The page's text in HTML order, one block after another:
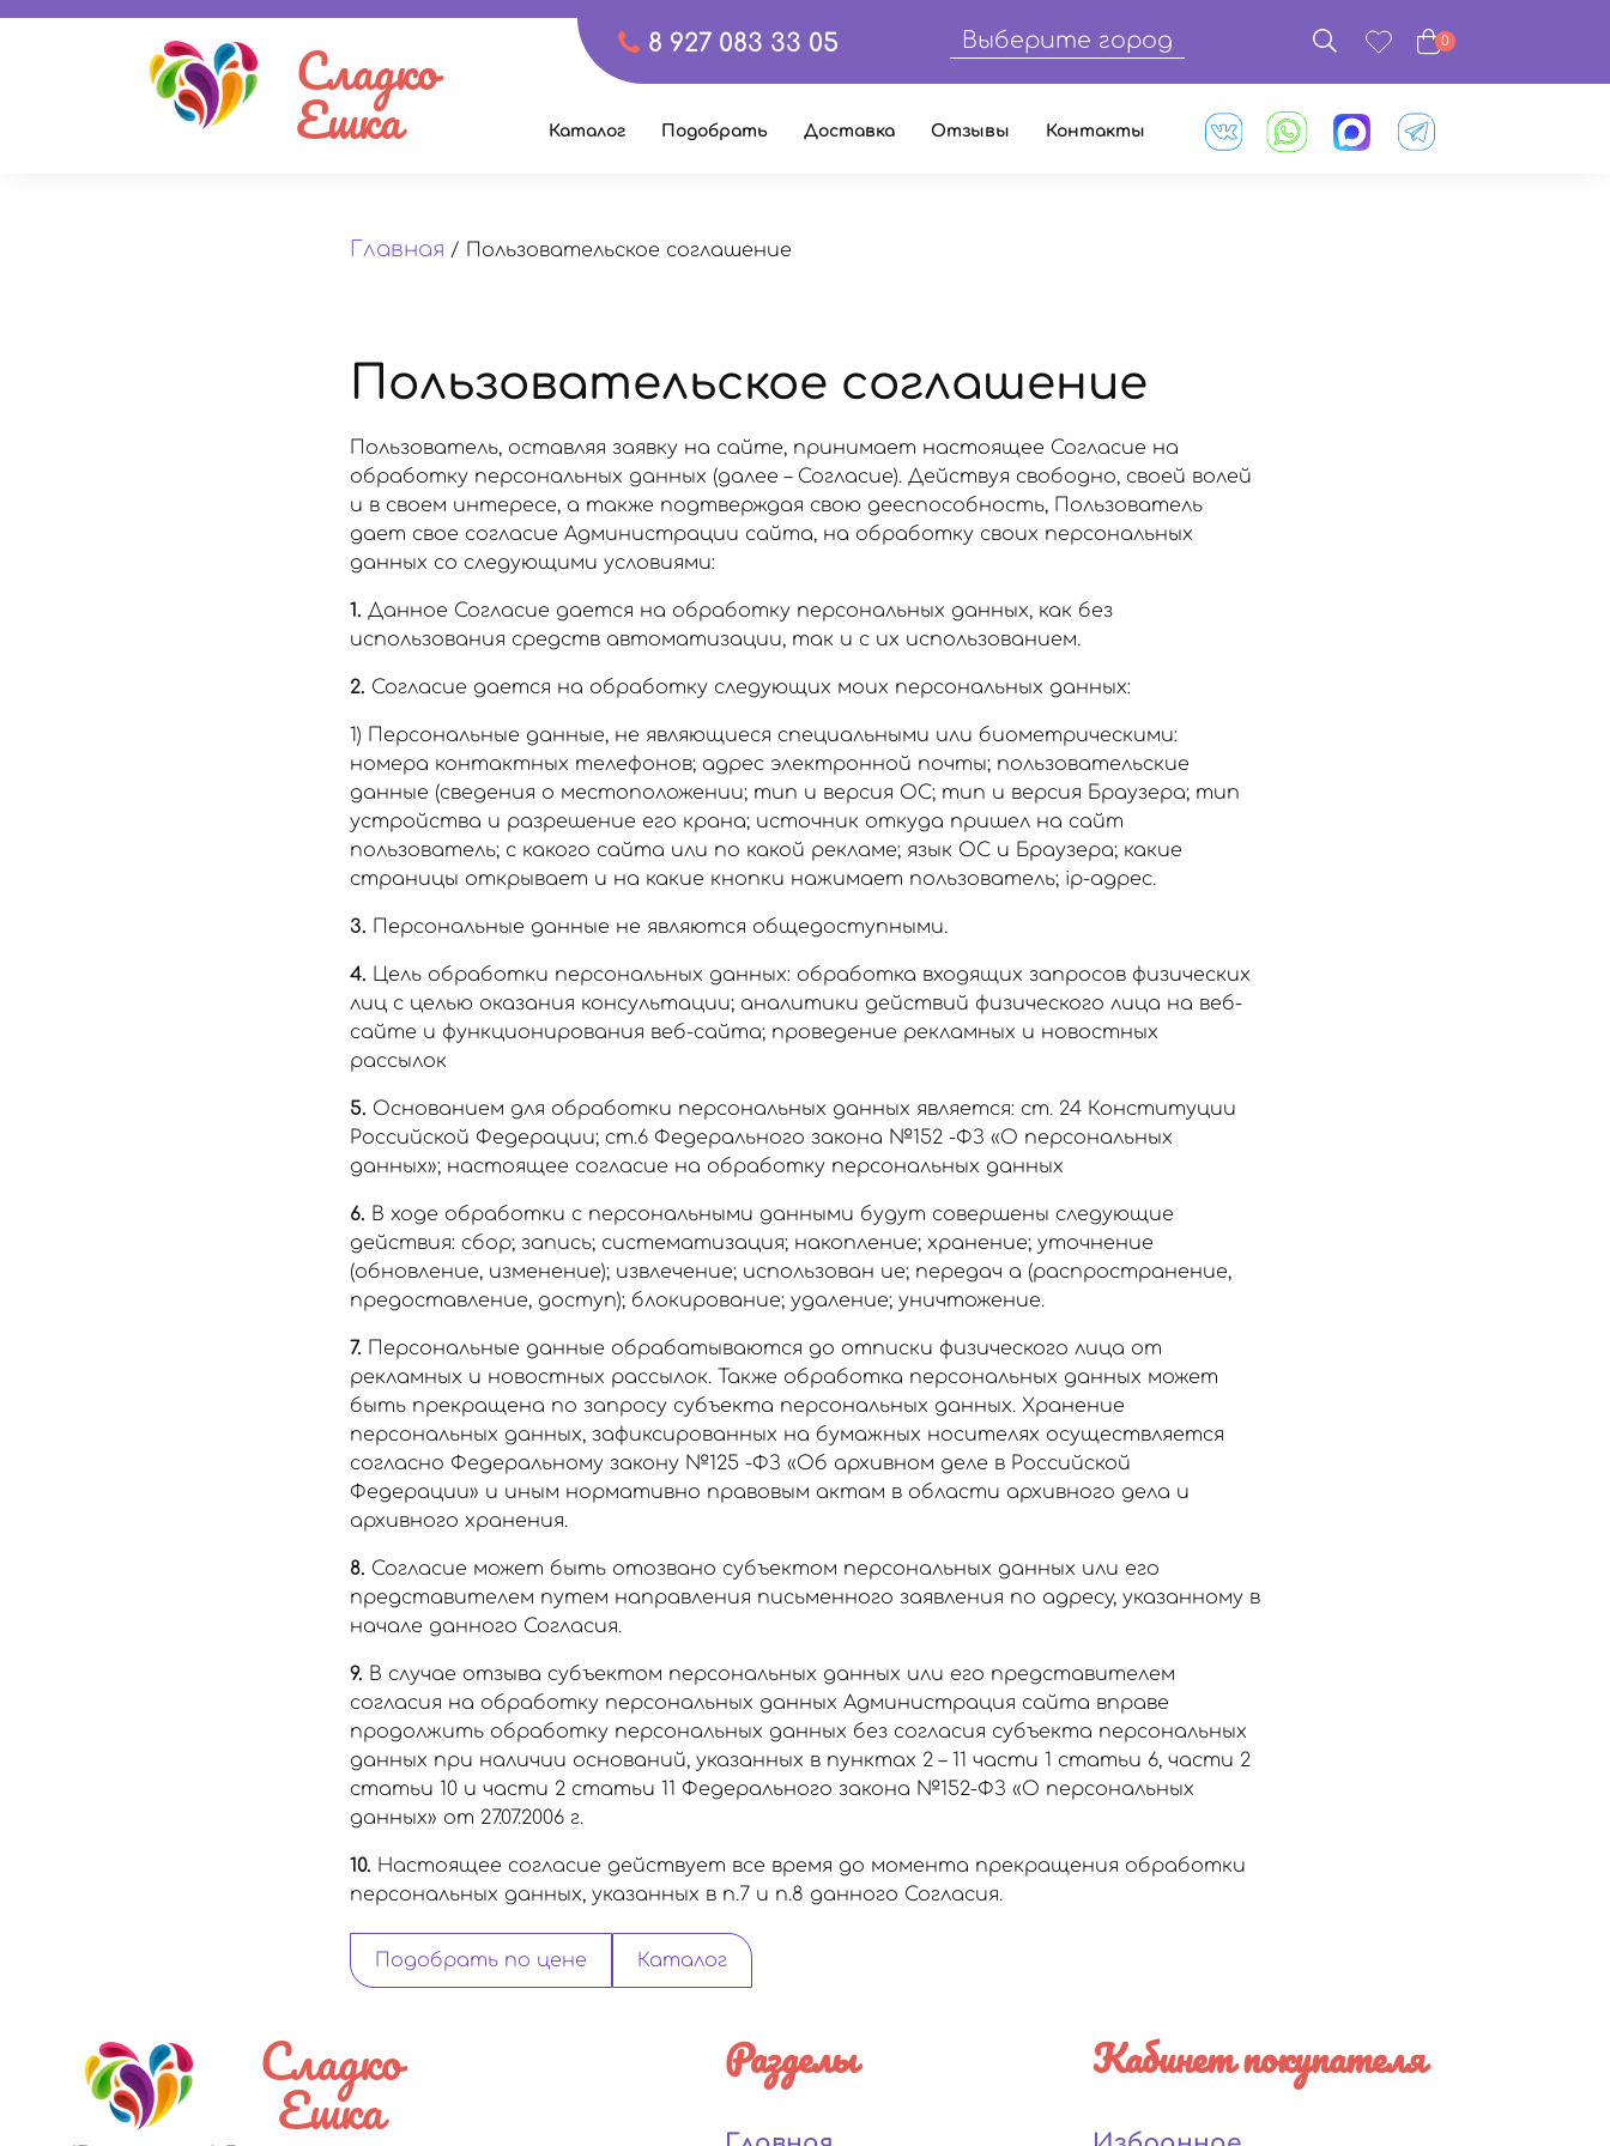
8 927 083 33 05 Выберите город 0
Сладко
Ешка Каталог Подобрать Доставка Отзывы Контакты
Главная / Пользовательское соглашение
Пользовательское соглашение
Пользователь, оставляя заявку на сайте, принимает настоящее Согласие на
обработку персональных данных (далее – Согласие). Действуя свободно, своей волей
и в своем интересе, а также подтверждая свою дееспособность, Пользователь
дает свое согласие Администрации сайта, на обработку своих персональных
данных со следующими условиями:
1. Данное Согласие дается на обработку персональных данных, как без
использования средств автоматизации, так и с их использованием.
2. Согласие дается на обработку следующих моих персональных данных:
1) Персональные данные, не являющиеся специальными или биометрическими:
номера контактных телефонов; адрес электронной почты; пользовательские
данные (сведения о местоположении; тип и версия ОС; тип и версия Браузера; тип
устройства и разрешение его крана; источник откуда пришел на сайт
пользователь; с какого сайта или по какой рекламе; язык ОС и Браузера; какие
страницы открывает и на какие кнопки нажимает пользователь; ip-адрес.
3. Персональные данные не являются общедоступными.
4. Цель обработки персональных данных: обработка входящих запросов физических
лиц с целью оказания консультации; аналитики действий физического лица на веб-
сайте и функционирования веб-сайта; проведение рекламных и новостных
рассылок
5. Основанием для обработки персональных данных является: ст. 24 Конституции
Российской Федерации; ст.6 Федерального закона №152 -ФЗ «О персональных
данных»; настоящее согласие на обработку персональных данных
6. В ходе обработки с персональными данными будут совершены следующие
действия: сбор; запись; систематизация; накопление; хранение; уточнение
(обновление, изменение); извлечение; использован ие; передач а (распространение,
предоставление, доступ); блокирование; удаление; уничтожение.
7. Персональные данные обрабатываются до отписки физического лица от
рекламных и новостных рассылок. Также обработка персональных данных может
быть прекращена по запросу субъекта персональных данных. Хранение
персональных данных, зафиксированных на бумажных носителях осуществляется
согласно Федеральному закону №125 -ФЗ «Об архивном деле в Российской
Федерации» и иным нормативно правовым актам в области архивного дела и
архивного хранения.
8. Согласие может быть отозвано субъектом персональных данных или его
представителем путем направления письменного заявления по адресу, указанному в
начале данного Согласия.
9. В случае отзыва субъектом персональных данных или его представителем
согласия на обработку персональных данных Администрация сайта вправе
продолжить обработку персональных данных без согласия субъекта персональных
данных при наличии оснований, указанных в пунктах 2 – 11 части 1 статьи 6, части 2
статьи 10 и части 2 статьи 11 Федерального закона №152-ФЗ «О персональных
данных» от 27.07.2006 г.
10. Настоящее согласие действует все время до момента прекращения обработки
персональных данных, указанных в п.7 и п.8 данного Согласия.
Подобрать по цене Каталог
Сладко
Ешка
Разделы Кабинет покупателя